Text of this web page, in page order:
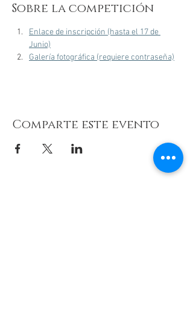
Sobre la competición
Enlace de inscripción (hasta el 17 de
Junio)
Galería fotográfica (requiere contraseña)
Comparte este evento